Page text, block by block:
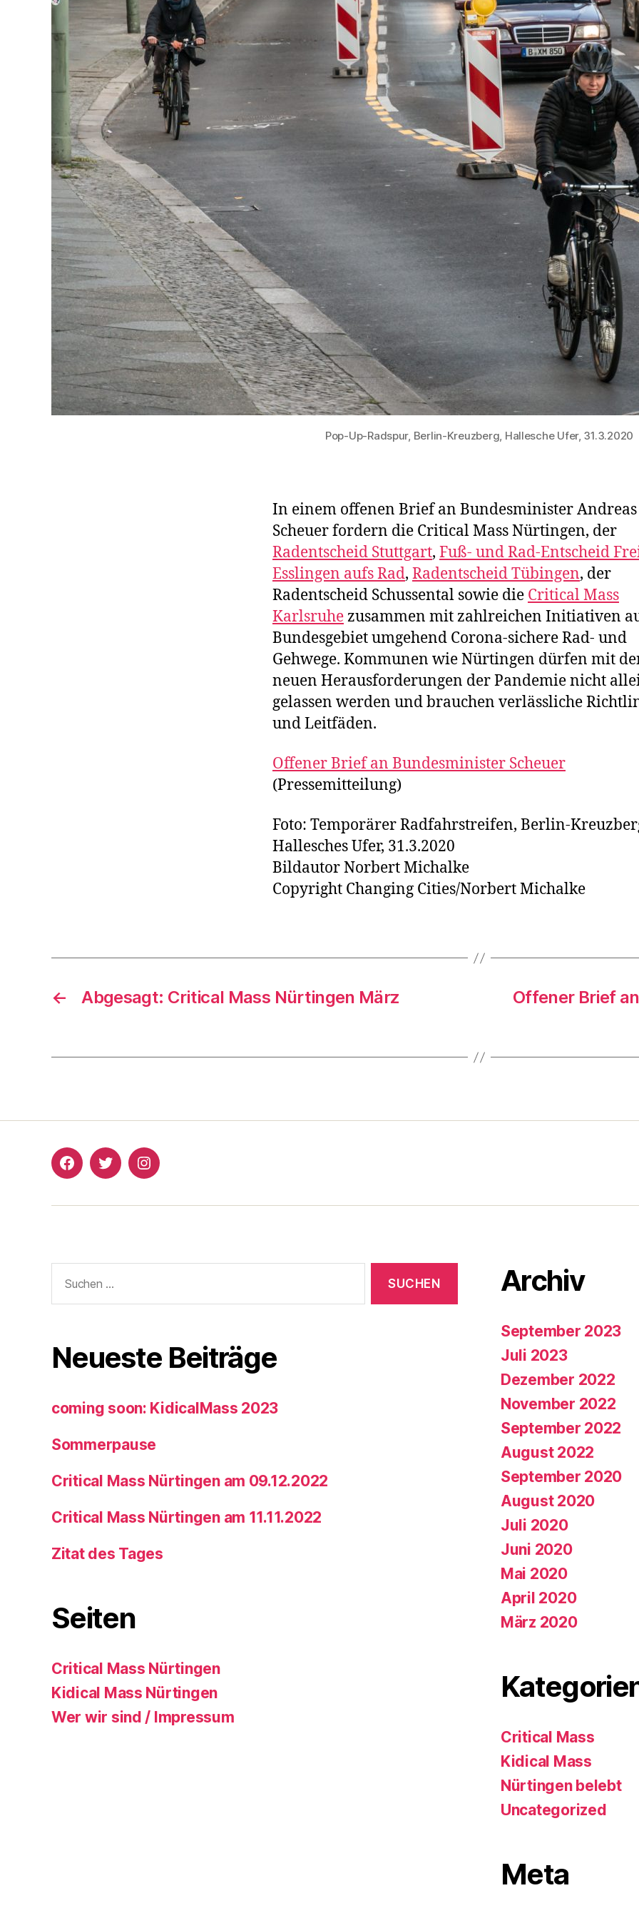
Pop-Up-Radspur, Berlin-Kreuzberg, Hallesche Ufer, 31.3.2020
In einem offenen Brief an Bundesminister Andreas
Scheuer fordern die Critical Mass Nürtingen, der
Radentscheid Stuttgart, Fuß- und Rad-Entscheid
Esslingen aufs Rad, Radentscheid Tübingen, der
Radentscheid Schussental sowie die Critical Mass
Karlsruhezusammen mit zahlreichen Initiativen
Bundesgebiet umgehend Corona-sichere Rad- und
Gehwege. Kommunen wie Nürtingen dürfen mit
neuen Herausforderungen der Pandemie nicht
gelassen werden und brauchen verlässliche
und Leitfäden.
Offener Brief an Bundesminister Scheuer
(Pressemitteilung)
Foto: Temporärer Radfahrstreifen, Berlin-
Hallesches Ufer, 31.3.2020
Bildautor Norbert Michalke
Copyright Changing Cities/Norbert Michalke
← Abgesagt: Critical Mass Nürtingen März
Offener Brief
Critical
Nürtingen
Critical
Nürtingen
Critical
Nürtingen
nach:
Neueste Beiträge
coming soon: KidicalMass 2023
Sommerpause
Critical Mass Nürtingen am 09.12.2022
Critical Mass Nürtingen am 11.11.2022
Zitat des Tages
Seiten
Critical Mass Nürtingen
Kidical Mass Nürtingen
Wer wir sind / Impressum
Archiv
September 2023
Juli 2023
Dezember 2022
November 2022
September 2022
August 2022
September 2020
August 2020
Juli 2020
Juni 2020
Mai 2020
April 2020
März 2020
Critical Mass
Kidical Mass
Nürtingen belebt
Uncategorized
Meta